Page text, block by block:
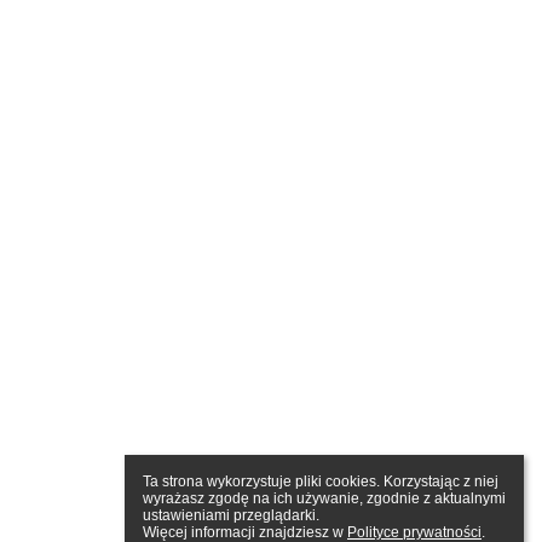
Ta strona wykorzystuje pliki cookies. Korzystając z niej
wyrażasz zgodę na ich używanie, zgodnie z aktualnymi
ustawieniami przeglądarki.
Więcej informacji znajdziesz w Polityce prywatności.